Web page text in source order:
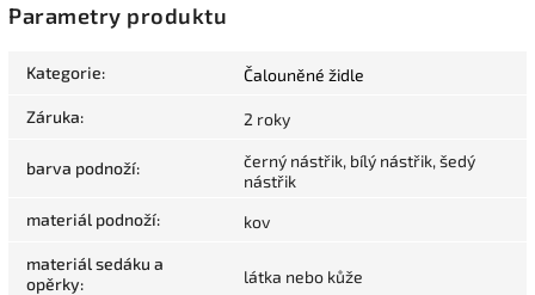
Parametry produktu
Kategorie: Čalouněné židle
Záruka: 2 roky
barva podnoží:
černý nástřik, bílý nástřik, šedý
nástřik
materiál podnoží: kov
materiál sedáku a
opěrky: látka nebo kůže